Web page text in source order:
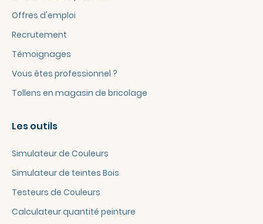
Offres d'emploi
Recrutement
Témoignages
Vous êtes professionnel ?
Tollens en magasin de bricolage
Les outils
Simulateur de Couleurs
Simulateur de teintes Bois
Testeurs de Couleurs
Calculateur quantité peinture